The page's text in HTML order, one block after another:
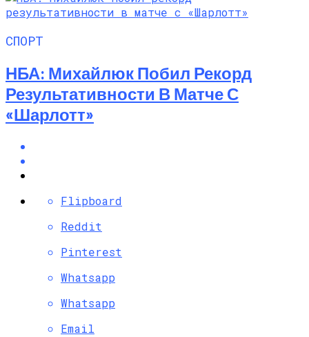
СПОРТ
НБА: Михайлюк Побил Рекорд
Результативности В Матче С
«Шарлотт»
Flipboard
Reddit
Pinterest
Whatsapp
Whatsapp
Email